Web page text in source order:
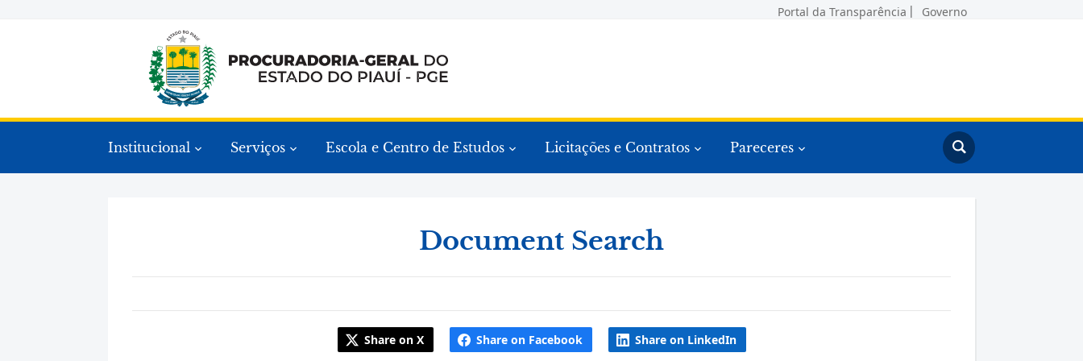
Portal da Transparência Governo
Institucional Serviços Escola e Centro de Estudos Licitações e Contratos Pareceres
Document Search
Share on X Share on Facebook Share on LinkedIn